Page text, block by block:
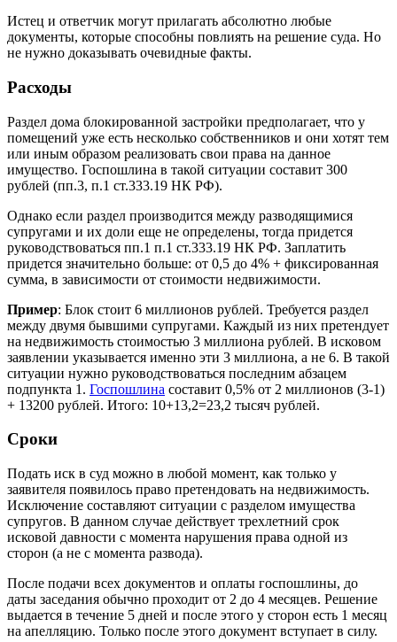
Истец и ответчик могут прилагать абсолютно любые
документы, которые способны повлиять на решение суда. Но
не нужно доказывать очевидные факты.
Расходы
Раздел дома блокированной застройки предполагает, что у
помещений уже есть несколько собственников и они хотят тем
или иным образом реализовать свои права на данное
имущество. Госпошлина в такой ситуации составит 300
рублей (пп.3, п.1 ст.333.19 НК РФ).
Однако если раздел производится между разводящимися
супругами и их доли еще не определены, тогда придется
руководствоваться пп.1 п.1 ст.333.19 НК РФ. Заплатить
придется значительно больше: от 0,5 до 4% + фиксированная
сумма, в зависимости от стоимости недвижимости.
Пример: Блок стоит 6 миллионов рублей. Требуется раздел
между двумя бывшими супругами. Каждый из них претендует
на недвижимость стоимостью 3 миллиона рублей. В исковом
заявлении указывается именно эти 3 миллиона, а не 6. В такой
ситуации нужно руководствоваться последним абзацем
подпункта 1. Госпошлина составит 0,5% от 2 миллионов (3-1)
+ 13200 рублей. Итого: 10+13,2=23,2 тысяч рублей.
Сроки
Подать иск в суд можно в любой момент, как только у
заявителя появилось право претендовать на недвижимость.
Исключение составляют ситуации с разделом имущества
супругов. В данном случае действует трехлетний срок
исковой давности с момента нарушения права одной из
сторон (а не с момента развода).
После подачи всех документов и оплаты госпошлины, до
даты заседания обычно проходит от 2 до 4 месяцев. Решение
выдается в течение 5 дней и после этого у сторон есть 1 месяц
на апелляцию. Только после этого документ вступает в силу.